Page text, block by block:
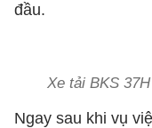
đầu.
Xe tải BKS
Ngay sau khi vụ